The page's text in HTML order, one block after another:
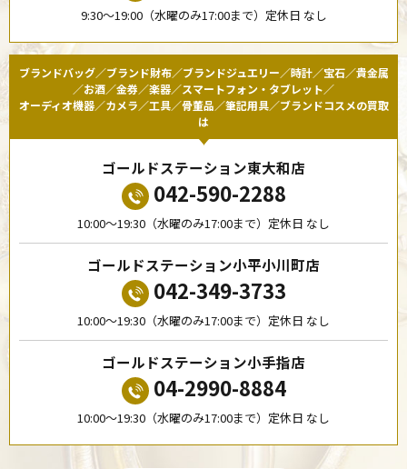
9:30〜19:00（水曜のみ17:00まで）定休日 なし
ブランドバッグ／ブランド財布／ブランドジュエリー／時計／宝石／貴金属
／お酒／金券／楽器／スマートフォン・タブレット／
オーディオ機器／カメラ／工具／骨董品／筆記用具／ブランドコスメの買取
は
ゴールドステーション東大和店
042-590-2288
10:00〜19:30（水曜のみ17:00まで）定休日 なし
ゴールドステーション小平小川町店
042-349-3733
10:00〜19:30（水曜のみ17:00まで）定休日 なし
ゴールドステーション小手指店
04-2990-8884
10:00〜19:30（水曜のみ17:00まで）定休日 なし